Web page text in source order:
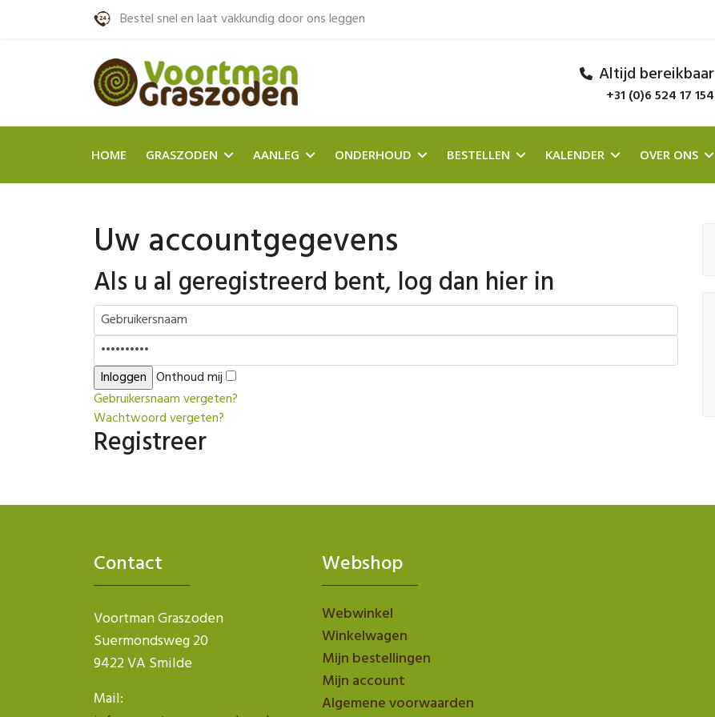
Bestel snel en laat vakkundig door ons leggen
Altijd bereikbaar
+31 (0)6 524 17 154
HOME GRASZODEN AANLEG ONDERHOUD BESTELLEN KALENDER OVER ONS
Uw accountgegevens
Als u al geregistreerd bent, log dan hier in
Onthoud mij
Gebruikersnaam vergeten?
Wachtwoord vergeten?
Registreer
Contact
Voortman Graszoden
Suermondsweg 20
9422 VA Smilde
Mail:
Webshop
Webwinkel
Winkelwagen
Mijn bestellingen
Mijn account
Algemene voorwaarden